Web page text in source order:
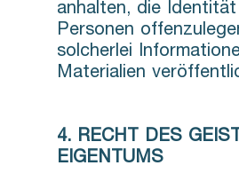
anhalten, die
Personen
solcherlei
Materialien
4. RECHT DES
EIGENTUMS